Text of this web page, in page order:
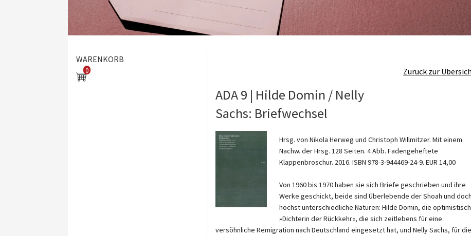
WARENKORB
0 Zurück zur
ADA 9 | Hilde Domin / Nelly
Sachs: Briefwechsel
Hrsg. von Nikola Herweg und Christoph Willmitzer. Mit einem
Nachw. der Hrsg. 128 Seiten. 4 Abb. Fadengeheftete
Klappenbroschur. 2016. ISBN 978-3-944469-24-9. EUR 14,00
Von 1960 bis 1970 haben sie sich Briefe geschrieben und ihre
Werke geschickt, beide sind Überlebende der Shoah und doch
höchst unterschiedliche Naturen: Hilde Domin, die
»Dichterin der Rückkehr«, die sich zeitlebens für eine
versöhnliche Remigration nach Deutschland eingesetzt hat, und Nelly Sachs, für die